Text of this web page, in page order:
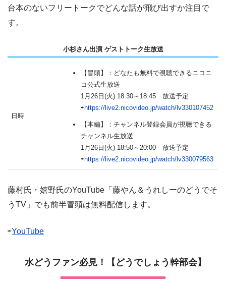
台本のないフリートークでどんな話が飛び出すか注目で
す。
小杉さん出演 ゲストトーク生放送
日時
【冒頭】：どなたも無料で視聴できるニコニ
コ公式生放送
1月26日(火) 18:30～18:45 放送予定
⇨ https://live2.nicovideo.jp/watch/lv330107452
【本編】：チャンネル登録会員が視聴できる
チャンネル生放送
1月26日(火) 18:50～20:00 放送予定
⇨ https://live2.nicovideo.jp/watch/lv330079563
藤村氏・嬉野氏のYouTube「藤やん＆うれしーのどうでそ
うTV」でも前半冒頭は無料配信します。
⇨YouTube
水どうファン必見！【どうでしょう幹部会】